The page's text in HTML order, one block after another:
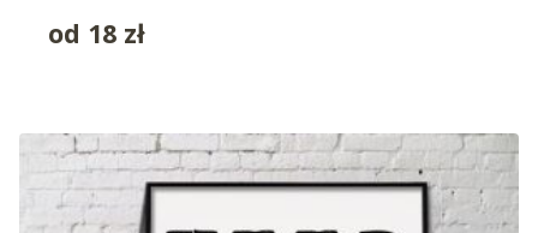
od 18 zł